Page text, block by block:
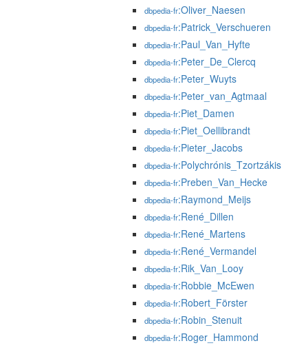
dbpedia-fr:Oliver_Naesen
dbpedia-fr:Patrick_Verschueren
dbpedia-fr:Paul_Van_Hyfte
dbpedia-fr:Peter_De_Clercq
dbpedia-fr:Peter_Wuyts
dbpedia-fr:Peter_van_Agtmaal
dbpedia-fr:Piet_Damen
dbpedia-fr:Piet_Oellibrandt
dbpedia-fr:Pieter_Jacobs
dbpedia-fr:Polychrónis_Tzortzákis
dbpedia-fr:Preben_Van_Hecke
dbpedia-fr:Raymond_Meijs
dbpedia-fr:René_Dillen
dbpedia-fr:René_Martens
dbpedia-fr:René_Vermandel
dbpedia-fr:Rik_Van_Looy
dbpedia-fr:Robbie_McEwen
dbpedia-fr:Robert_Förster
dbpedia-fr:Robin_Stenuit
dbpedia-fr:Roger_Hammond